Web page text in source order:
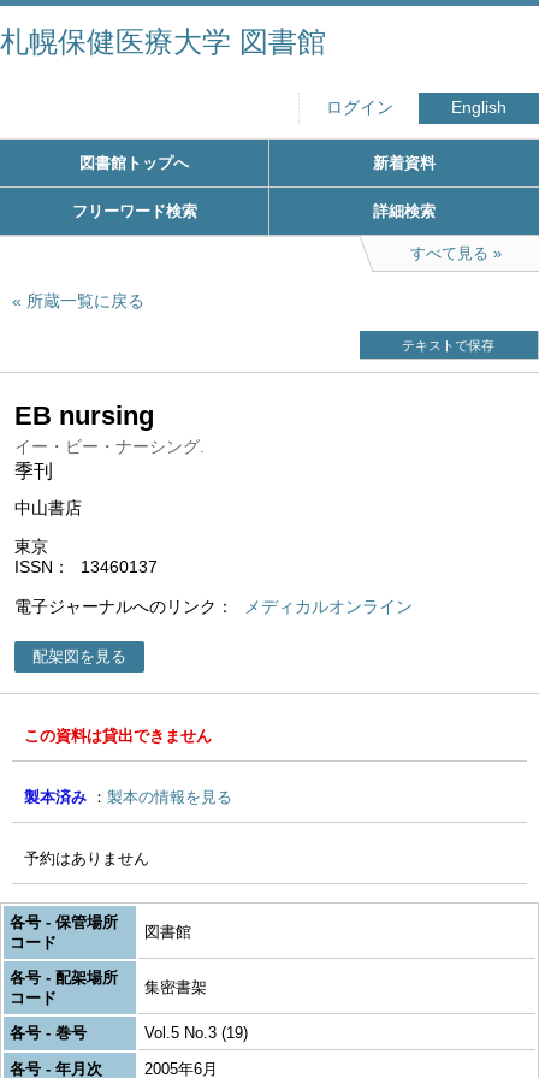
札幌保健医療大学 図書館
ログイン English
図書館トップへ 新着資料
フリーワード検索 詳細検索
すべて見る
所蔵一覧に戻る
テキストで保存
EB nursing
イー・ビー・ナーシング.
季刊
中山書店
東京
ISSN
13460137
電子ジャーナルへのリンク メディカルオンライン
配架図を見る
この資料は貸出できません
製本済み 製本の情報を見る
予約はありません
各号 - 保管場所
コード
図書館
各号 - 配架場所
コード
集密書架
各号 - 巻号
Vol.5 No.3 (19)
各号 - 年月次
2005年6月